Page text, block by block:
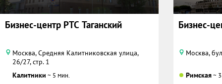
Бизнес-центр РТС Таганский
Москва, Средняя Калитниковская улица,
26/27, стр. 1
Калитники ~ 5 мин.
Бизнес-
Москва,
Римская~